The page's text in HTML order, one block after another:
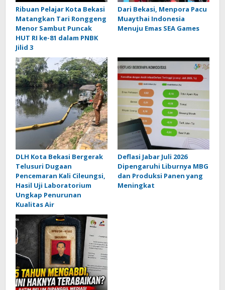
Ribuan Pelajar Kota Bekasi
Matangkan Tari Ronggeng
Menor Sambut Puncak
HUT RI ke-81 dalam PNBK
Jilid 3
Dari Bekasi, Menpora Pacu
Muaythai Indonesia
Menuju Emas SEA Games
DLH Kota Bekasi Bergerak
Telusuri Dugaan
Pencemaran Kali Cileungsi,
Hasil Uji Laboratorium
Ungkap Penurunan
Kualitas Air
Deflasi Jabar Juli 2026
Dipengaruhi Liburnya MBG
dan Produksi Panen yang
Meningkat